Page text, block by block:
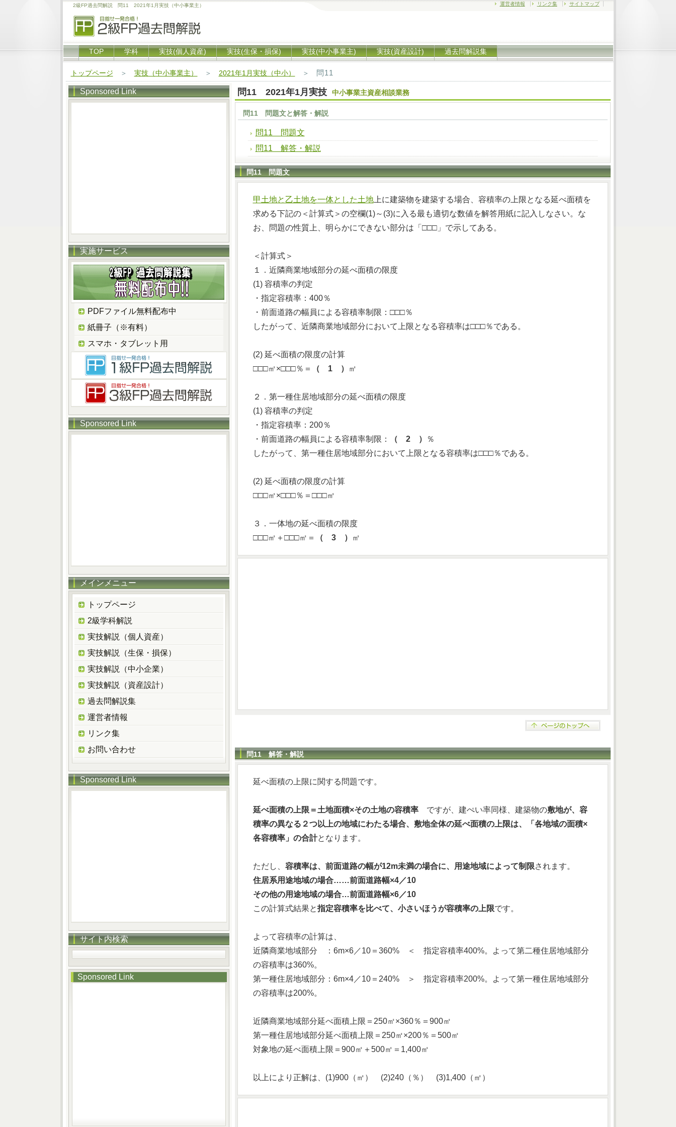
2級FP過去問解説 問11 2021年1月実技（中小事業主） 運営者情報 リンク集 サイトマップ
TOP 学科 実技(個人資産) 実技(生保・損保) 実技(中小事業主) 実技(資産設計) 過去問解説集
トップページ ＞ 実技（中小事業主） ＞ 2021年1月実技（中小） ＞ 問11
問11 2021年1月実技 中小事業主資産相談業務
問11 問題文と解答・解説
問11 問題文
問11 解答・解説
問11 問題文
甲土地と乙土地を一体とした土地上に建築物を建築する場合、容積率の上限となる延べ面積を
求める下記の＜計算式＞の空欄(1)～(3)に入る最も適切な数値を解答用紙に記入しなさい。な
お、問題の性質上、明らかにできない部分は「□□□」で示してある。
＜計算式＞
１．近隣商業地域部分の延べ面積の限度
(1) 容積率の判定
・指定容積率：400％
・前面道路の幅員による容積率制限：□□□％
したがって、近隣商業地域部分において上限となる容積率は□□□％である。
(2) 延べ面積の限度の計算
□□□㎡×□□□％＝
（ 1 ） ㎡
２．第一種住居地域部分の延べ面積の限度
(1) 容積率の判定
・指定容積率：200％
・前面道路の幅員による容積率制限：
（ 2 ）
％
したがって、第一種住居地域部分において上限となる容積率は□□□％である。
(2) 延べ面積の限度の計算
□□□㎡×□□□％＝□□□㎡
３．一体地の延べ面積の限度
□□□㎡＋□□□㎡＝
（ 3 ） ㎡
問11 解答・解説
延べ面積の上限に関する問題です。
延べ面積の上限＝土地面積×その土地の容積率ですが、建ぺい率同様、建築物の敷地が、容
積率の異なる２つ以上の地域にわたる場合、敷地全体の延べ面積の上限は、「各地域の面積×
各容積率」の合計となります。
ただし、 容積率は、前面道路の幅が12m未満の場合に、用途地域によって制限されます。
住居系用途地域の場合……前面道路幅×4／10
その他の用途地域の場合…前面道路幅×6／10
この計算式結果と指定容積率を比べて、小さいほうが容積率の上限です。
よって容積率の計算は、
近隣商業地域部分 ：6m×6／10＝360% ＜ 指定容積率400%。よって第二種住居地域部分
の容積率は360%。
第一種住居地域部分：6m×4／10＝240% ＞ 指定容積率200%。よって第一種住居地域部分
の容積率は200%。
近隣商業地域部分延べ面積上限＝250㎡×360％＝900㎡
第一種住居地域部分延べ面積上限＝250㎡×200％＝500㎡
対象地の延べ面積上限＝900㎡＋500㎡＝1,400㎡
以上により正解は、(1)900（㎡） (2)240（％） (3)1,400（㎡）
Sponsored Link
実施サービス
PDFファイル無料配布中
紙冊子（※有料）
スマホ・タブレット用
Sponsored Link
メインメニュー
トップページ
2級学科解説
実技解説（個人資産）
実技解説（生保・損保）
実技解説（中小企業）
実技解説（資産設計）
過去問解説集
運営者情報
リンク集
お問い合わせ
Sponsored Link
サイト内検索
Sponsored Link